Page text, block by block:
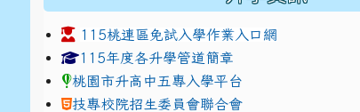
115桃連區免試入學作業入口網
link to https://www.jhjhs.tyc.edu.tw/
115年度各升學管道簡章link to http://
link to http://
桃園市升高中五專入學平台
技專校院招生委員會聯合會